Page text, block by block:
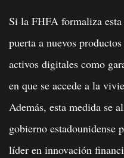
Si la FHFA formaliza
puerta a nuevos
activos digitales como
en que se accede a la
Además, esta medida se
gobierno estadounidense
líder en innovación